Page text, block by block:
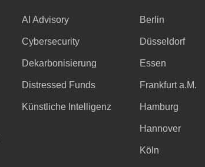
AI Advisory
Cybersecurity
Dekarbonisierung
Distressed Funds
Künstliche Intelligenz
Berlin
Düsseldorf
Essen
Frankfurt a.M.
Hamburg
Hannover
Köln